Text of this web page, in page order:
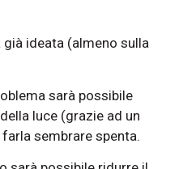
ideata (almeno sulla
sarà possibile
luce (grazie ad un
sembrare spenta.